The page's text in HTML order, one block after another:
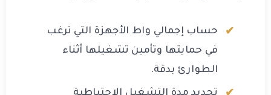
حساب إجمالي واط الأجهزة التي ترغب
في حمايتها وتأمين تشغيلها أثناء
الطوارئ بدقة.